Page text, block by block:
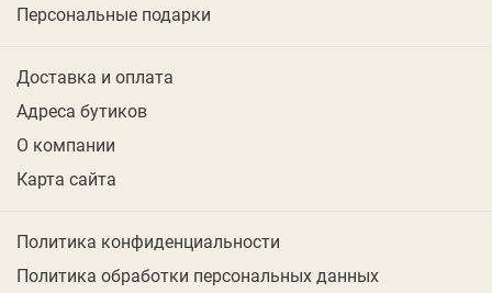
Персональные подарки
Доставка и оплата
Адреса бутиков
О компании
Карта сайта
Политика конфиденциальности
Политика обработки персональных данных